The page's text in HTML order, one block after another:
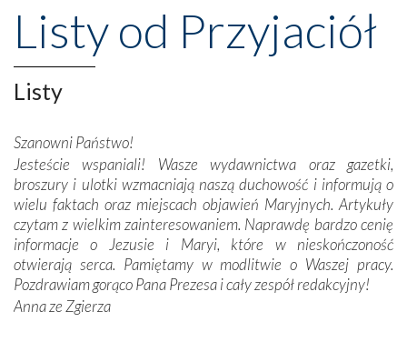
wznoszono na chwałę Bożą, na przykład – w podzięce za
Opatrznościową pomoc w wygranej bitwie o
niepodległość kraju. Zachwyt budziła potężna, a zarazem
misterna architektura tych monumentalnych dzieł,
wspaniałe zdobienia, dbałość ich twórców o detale,
budowniczych.
Podążyliśmy też śladami fatimskich wizjonerów – Łucji
dos Santos oraz świętych Hiacynty i Franciszka Marto.
Modliliśmy się przy ich grobach. Odprawiliśmy Drogę
Krzyżową w ich rodzinnych stronach, odwiedziliśmy
domy, w których żyli.
W miejscu objawień Matki Bożej zapaliliśmy świece
Listy od Przyjaciół
Listy
Szanowni Państwo!
Jesteście wspaniali! Wasze wydawnictwa oraz gazetki,
broszury i ulotki wzmacniają naszą duchowość i informują o
wielu faktach oraz miejscach objawień Maryjnych. Artykuły
czytam z wielkim zainteresowaniem. Naprawdę bardzo cenię
informacje o Jezusie i Maryi, które w nieskończoność
otwierają serca. Pamiętamy w modlitwie o Waszej pracy.
Pozdrawiam gorąco Pana Prezesa i cały zespół redakcyjny!
Anna ze Zgierza